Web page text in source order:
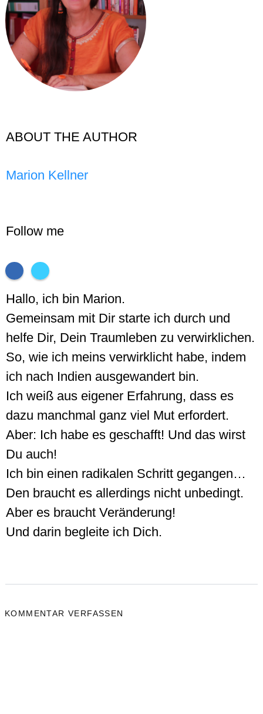
ABOUT THE AUTHOR
Marion Kellner
Follow me
Hallo, ich bin Marion.
Gemeinsam mit Dir starte ich durch und
helfe Dir, Dein Traumleben zu verwirklichen.
So, wie ich meins verwirklicht habe, indem
ich nach Indien ausgewandert bin.
Ich weiß aus eigener Erfahrung, dass es
dazu manchmal ganz viel Mut erfordert.
Aber: Ich habe es geschafft! Und das wirst
Du auch!
Ich bin einen radikalen Schritt gegangen…
Den braucht es allerdings nicht unbedingt.
Aber es braucht Veränderung!
Und darin begleite ich Dich.
KOMMENTAR VERFASSEN